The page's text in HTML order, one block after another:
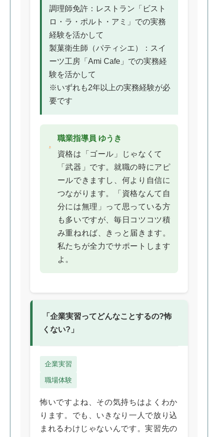
調理師免許：レストラン「ビスト
ロ・ラ・ポルト・アミ」での実務
経験を活かして
製菓衛生師（パティシエ）：スイ
ーツ工房「Ami Cafe」での実務経
験を活かして
※いずれも2年以上の実務経験が必
要です
職業指導員 ゆうき
資格は「ゴール」じゃなくて
「武器」です。就職の時にアピ
ールできますし、何より自信に
つながります。「資格なんて自
分には無理」って思っている方
も多いですが、毎日コツコツ積
み重ねれば、きっと届きます。
私たちが全力でサポートします
よ。
「企業実習ってどんなことするの?怖
くない?」
企業実習
職場体験
怖いですよね、その気持ちはよくわか
ります。でも、いきなり一人で放り込
まれるわけじゃないんです。実習先の